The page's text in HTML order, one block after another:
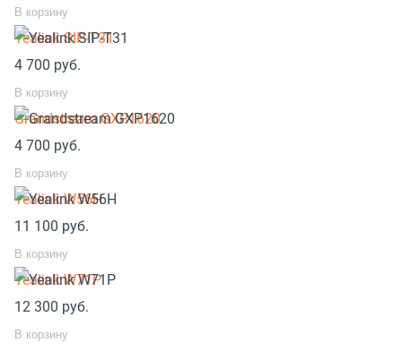
В корзину
Yealink SIP-T31
4 700 руб.
В корзину
Grandstream GXP1620
4 700 руб.
В корзину
Yealink W56H
11 100 руб.
В корзину
Yealink W71P
12 300 руб.
В корзину